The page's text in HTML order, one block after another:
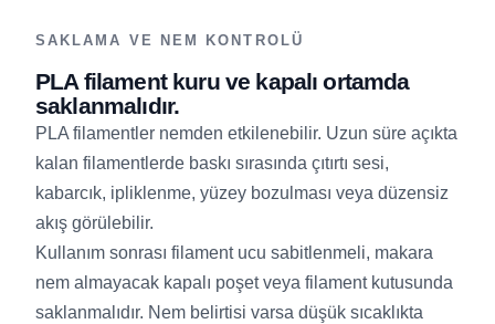
SAKLAMA VE NEM KONTROLÜ
PLA filament kuru ve kapalı ortamda
saklanmalıdır.
PLA filamentler nemden etkilenebilir. Uzun süre açıkta
kalan filamentlerde baskı sırasında çıtırtı sesi,
kabarcık, ipliklenme, yüzey bozulması veya düzensiz
akış görülebilir.
Kullanım sonrası filament ucu sabitlenmeli, makara
nem almayacak kapalı poşet veya filament kutusunda
saklanmalıdır. Nem belirtisi varsa düşük sıcaklıkta